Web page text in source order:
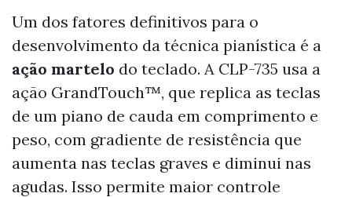
Um dos fatores definitivos para o
desenvolvimento da técnica pianística é a
ação martelo do teclado. A CLP-735 usa a
ação GrandTouch™, que replica as teclas
de um piano de cauda em comprimento e
peso, com gradiente de resistência que
aumenta nas teclas graves e diminui nas
agudas. Isso permite maior controle